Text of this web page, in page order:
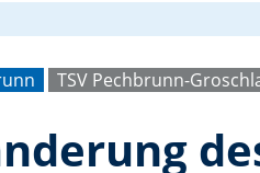
TSV Pechbrunn-